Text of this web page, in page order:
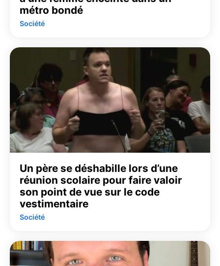
métro bondé
Société
Un père se déshabille lors d’une
réunion scolaire pour faire valoir
son point de vue sur le code
vestimentaire
Société